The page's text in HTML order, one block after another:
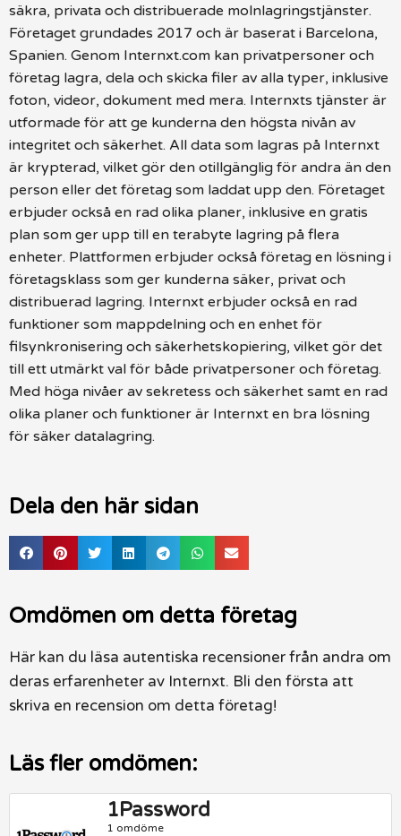
säkra, privata och distribuerade molnlagringstjänster.
Företaget grundades 2017 och är baserat i Barcelona,
Spanien. Genom Internxt.com kan privatpersoner och
företag lagra, dela och skicka filer av alla typer, inklusive
foton, videor, dokument med mera. Internxts tjänster är
utformade för att ge kunderna den högsta nivån av
integritet och säkerhet. All data som lagras på Internxt
är krypterad, vilket gör den otillgänglig för andra än den
person eller det företag som laddat upp den. Företaget
erbjuder också en rad olika planer, inklusive en gratis
plan som ger upp till en terabyte lagring på flera
enheter. Plattformen erbjuder också företag en lösning i
företagsklass som ger kunderna säker, privat och
distribuerad lagring. Internxt erbjuder också en rad
funktioner som mappdelning och en enhet för
filsynkronisering och säkerhetskopiering, vilket gör det
till ett utmärkt val för både privatpersoner och företag.
Med höga nivåer av sekretess och säkerhet samt en rad
olika planer och funktioner är Internxt en bra lösning
för säker datalagring.
Dela den här sidan
Omdömen om detta företag
Här kan du läsa autentiska recensioner från andra om
deras erfarenheter av Internxt. Bli den första att
skriva en recension om detta företag!
Läs fler omdömen:
1Password
1 omdöme